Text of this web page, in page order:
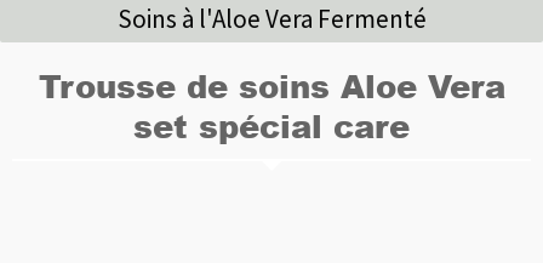
Soins à l'Aloe Vera Fermenté
Trousse de soins Aloe Vera
set spécial care